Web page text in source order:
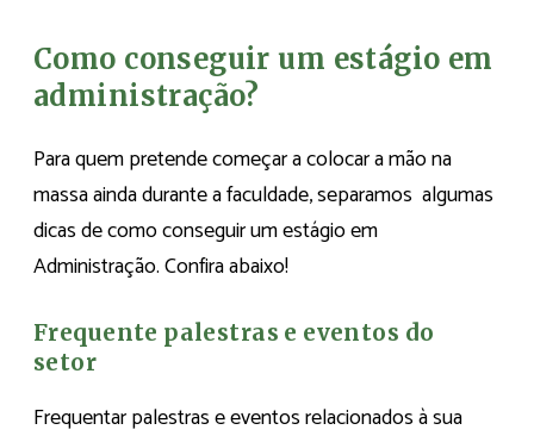
Como conseguir um estágio em
administração?
Para quem pretende começar a colocar a mão na
massa ainda durante a faculdade, separamos algumas
dicas de como conseguir um estágio em
Administração. Confira abaixo!
Frequente palestras e eventos do
setor
Frequentar palestras e eventos relacionados à sua